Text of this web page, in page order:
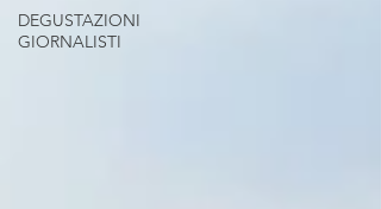
DEGUSTAZIONI
GIORNALISTI